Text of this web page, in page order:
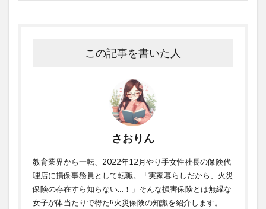
この記事を書いた人
さおりん
教育業界から一転、2022年12月やり手女性社長の保険代
理店に損保事務員として転職。「実家暮らしだから、火災
保険の存在すら知らない…！」そんな損害保険とは無縁な
女子が体当たりで得た⁉火災保険の知識を紹介します。